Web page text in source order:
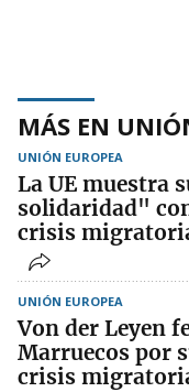
MÁS EN
UNIÓN EUROPEA
La UE muestra
solidaridad"
crisis
UNIÓN EUROPEA
Von der Leyen
Marruecos por
crisis